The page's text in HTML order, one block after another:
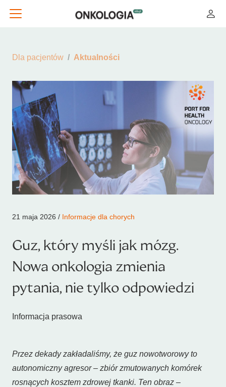
Dla pacjentów Aktualności
21 maja 2026 / Informacje dla chorych
Guz, który myśli jak mózg.
Nowa onkologia zmienia
pytania, nie tylko odpowiedzi
Informacja prasowa
Przez dekady zakładaliśmy, że guz nowotworowy to
autonomiczny agresor – zbiór zmutowanych komórek
rosnących kosztem zdrowej tkanki. Ten obraz –